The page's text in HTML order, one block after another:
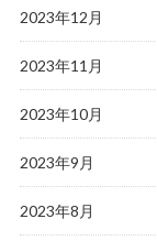
2023年12月
2023年11月
2023年10月
2023年9月
2023年8月